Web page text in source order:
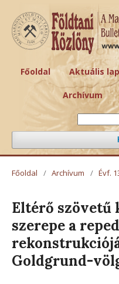
Főoldal Aktuális
Archívum
Főoldal / Archívum / Évf.
Eltérő szövetű
szerepe a
Goldgrund-